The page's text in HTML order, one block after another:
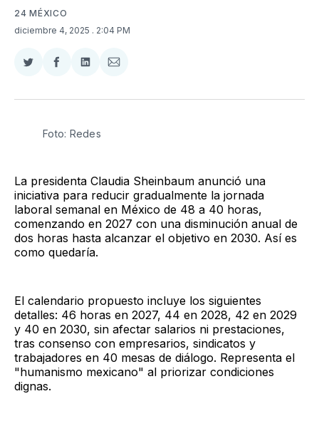
24 MÉXICO
diciembre 4, 2025 . 2:04 PM
Compartir
Twitter
Compartir
Facebook
Compartir
LinkedIn
Compartir
Email
Foto: Redes
La presidenta Claudia Sheinbaum anunció una
iniciativa para reducir gradualmente la jornada
laboral semanal en México de 48 a 40 horas,
comenzando en 2027 con una disminución anual de
dos horas hasta alcanzar el objetivo en 2030. Así es
como quedaría.
El calendario propuesto incluye los siguientes
detalles: 46 horas en 2027, 44 en 2028, 42 en 2029
y 40 en 2030, sin afectar salarios ni prestaciones,
tras consenso con empresarios, sindicatos y
trabajadores en 40 mesas de diálogo. Representa el
"humanismo mexicano" al priorizar condiciones
dignas.